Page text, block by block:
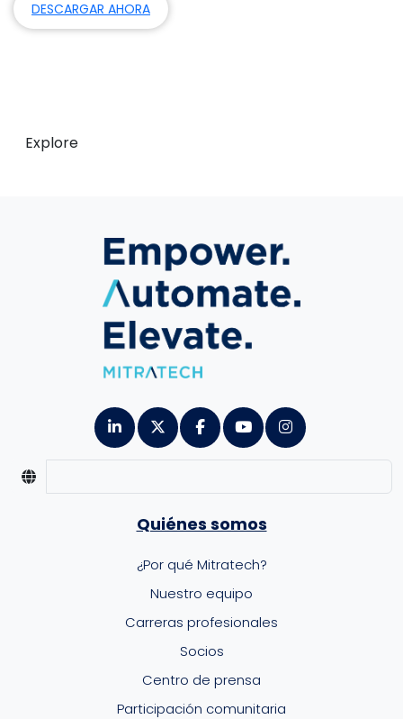
DESCARGAR AHORA
Explore
Quiénes somos
¿Por qué Mitratech?
Nuestro equipo
Carreras profesionales
Socios
Centro de prensa
Participación comunitaria